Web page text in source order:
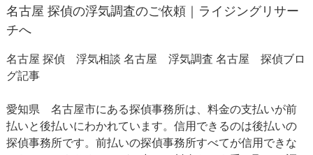
名古屋 探偵の浮気調査のご依頼｜ライジングリサー
チへ
名古屋 探偵 浮気相談 名古屋 浮気調査 名古屋 探偵ブロ
グ記事
愛知県 名古屋市にある探偵事務所は、料金の支払いが前
払いと後払いにわかれています。信用できるのは後払いの
探偵事務所です。前払いの探偵事務所すべてが信用できな